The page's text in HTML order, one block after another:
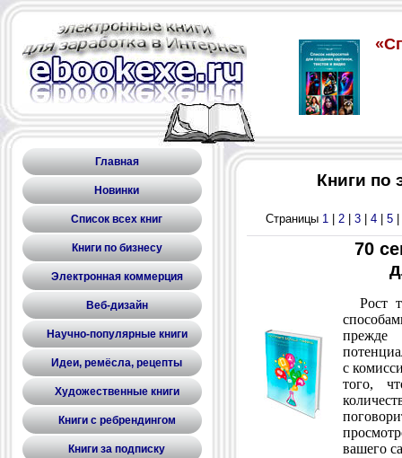
Главная
Новинки
Список всех книг
Книги по бизнесу
Электронная коммерция
Веб-дизайн
Научно-популярные книги
Идеи, ремёсла, рецепты
Художественные книги
Книги с ребрендингом
Книги за подписку
Книги по
Страницы 1 | 2 | 3 | 4 | 5 |
70
Рост
прежде
с
того,
вашего